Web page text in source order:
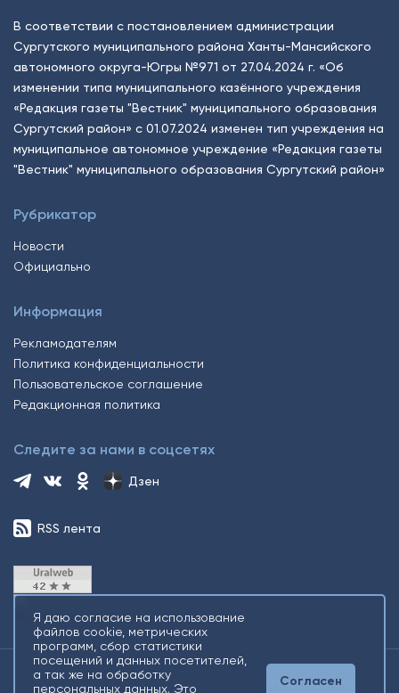
В соответствии с постановлением администрации
Сургутского муниципального района Ханты-Мансийского
автономного округа-Югры №971 от 27.04.2024 г. «Об
изменении типа муниципального казённого учреждения
«Редакция газеты "Вестник" муниципального образования
Сургутский район» с 01.07.2024 изменен тип учреждения на
муниципальное автономное учреждение «Редакция газеты
"Вестник" муниципального образования Сургутский район»
Рубрикатор
Новости
Официально
Информация
Рекламодателям
Политика конфиденциальности
Пользовательское соглашение
Редакционная политика
Следите за нами в соцсетях
Дзен
RSS лента
2026 © Все права защищены. Сетевое издание Информационное
Я даю согласие на использование
файлов cookie, метрических
программ, сбор статистики
посещений и данных посетителей,
а так же на обработку
персональных данных. Это
Согласен